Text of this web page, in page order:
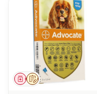
Op voorschrift
Geneesmiddel